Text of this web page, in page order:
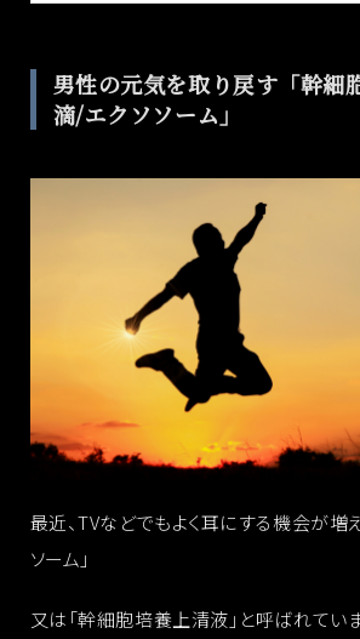
男性の元気を取り戻す「幹細
滴/エクソソーム」
最近、TVなどでもよく耳にする機会が増
ソーム」
又は「幹細胞培養上清液」と呼ばれていま